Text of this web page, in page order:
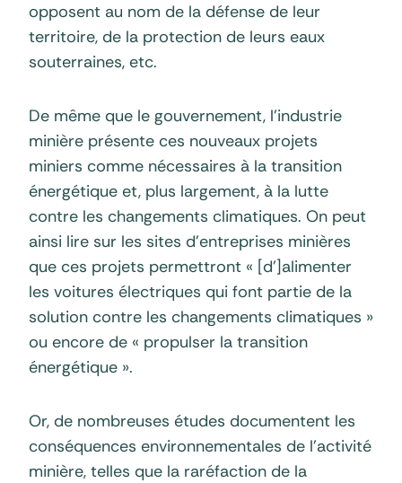
opposent au nom de la défense de leur
territoire, de la protection de leurs eaux
souterraines, etc.
De même que le gouvernement, l’industrie
minière présente ces nouveaux projets
miniers comme nécessaires à la transition
énergétique et, plus largement, à la lutte
contre les changements climatiques. On peut
ainsi lire sur les sites d’entreprises minières
que ces projets permettront « [d’]alimenter
les voitures électriques qui font partie de la
solution contre les changements climatiques »
ou encore de « propulser la transition
énergétique ».
Or, de nombreuses études documentent les
conséquences environnementales de l’activité
minière, telles que la raréfaction de la